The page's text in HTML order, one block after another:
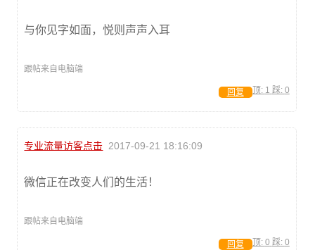
与你见字如面，悦则声声入耳
跟帖来自电脑端
顶: 1 踩: 0
回复
专业流量访客点击 2017-09-21 18:16:09
微信正在改变人们的生活！
跟帖来自电脑端
顶: 0 踩: 0
回复